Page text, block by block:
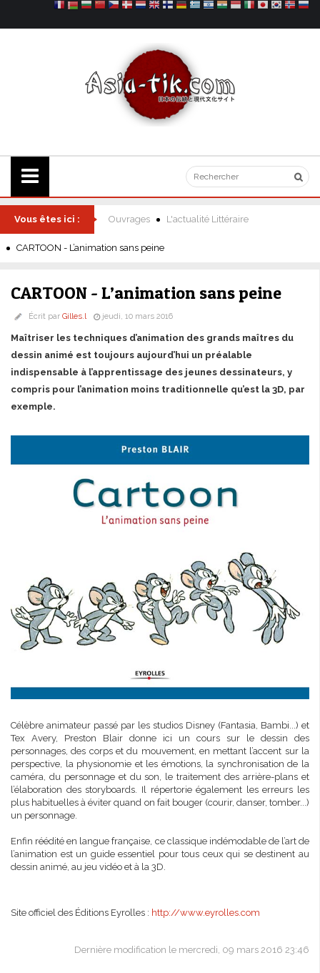
Vous êtes ici : Ouvrages L'actualité Littéraire
CARTOON - L’animation sans peine
CARTOON - L’animation sans peine
Écrit par Gilles.l jeudi, 10 mars 2016
Maîtriser les techniques d’animation des grands maîtres du
dessin animé est toujours aujourd’hui un préalable
indispensable à l’apprentissage des jeunes dessinateurs, y
compris pour l’animation moins traditionnelle qu’est la 3D, par
exemple.
Célèbre animateur passé par les studios Disney (Fantasia, Bambi...) et
Tex Avery, Preston Blair donne ici un cours sur le dessin des
personnages, des corps et du mouvement, en mettant l’accent sur la
perspective, la physionomie et les émotions, la synchronisation de la
caméra, du personnage et du son, le traitement des arrière-plans et
l’élaboration des storyboards. Il répertorie également les erreurs les
plus habituelles à éviter quand on fait bouger (courir, danser, tomber...)
un personnage.
Enfin réédité en langue française, ce classique indémodable de l’art de
l’animation est un guide essentiel pour tous ceux qui se destinent au
dessin animé, au jeu vidéo et à la 3D.
Site officiel des Éditions Eyrolles : http://www.eyrolles.com
Dernière modification le mercredi, 09 mars 2016 23:46